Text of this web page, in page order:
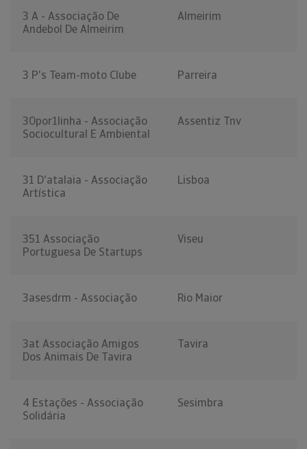
3 A - Associação De
Andebol De Almeirim
Almeirim
3 P's Team-moto Clube Parreira
30por1linha - Associação
Sociocultural E Ambiental
Assentiz Tnv
31 D'atalaia - Associação
Artística
Lisboa
351 Associação
Portuguesa De Startups
Viseu
3asesdrm - Associação Rio Maior
3at Associação Amigos
Dos Animais De Tavira
Tavira
4 Estações - Associação
Solidária
Sesimbra